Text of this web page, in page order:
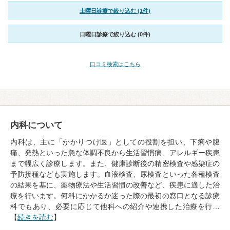
土曜日診療で絞り込む (1件)
日曜日診療で絞り込む (0件)
口コミ検索はこちら
内科について
内科は、主に「かかりつけ医」としての役割を担い、下痢や腹
痛、発熱といった急な体調不良から生活習慣病、アレルギー疾患
まで幅広く診療します。また、健康診断後の精密検査や感染症の
予防接種なども実施します。血液検査、尿検査といった各種検査
の結果を基に、薬物療法や生活習慣の改善など、疾患に適した治
療を行います。何科にかかるか迷った際の最初の窓口となる診療
科でもあり、必要に応じて他科への紹介や連携した治療を行…
【続きを読む】